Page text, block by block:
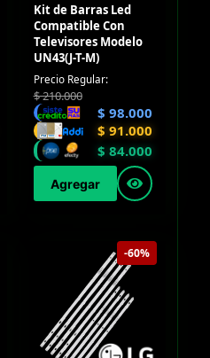
Kit de Barras Led
Compatible Con
Televisores Modelo
UN43(J-T-M)
Precio Regular:
$210.000
$ 98.000
$ 91.000
$ 84.000
Agregar
-60%